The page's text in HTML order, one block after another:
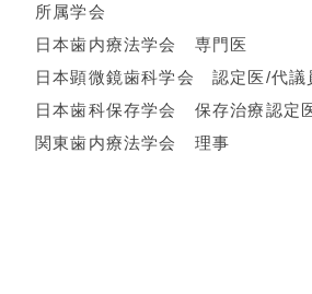
所属学会
日本歯内療法学会 専門医
日本顕微鏡歯科学会 認定医/代議
日本歯科保存学会 保存治療認定
関東歯内療法学会 理事